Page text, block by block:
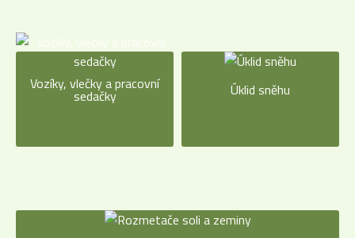
Vozíky, vlečky a pracovní
sedačky Úklid sněhu